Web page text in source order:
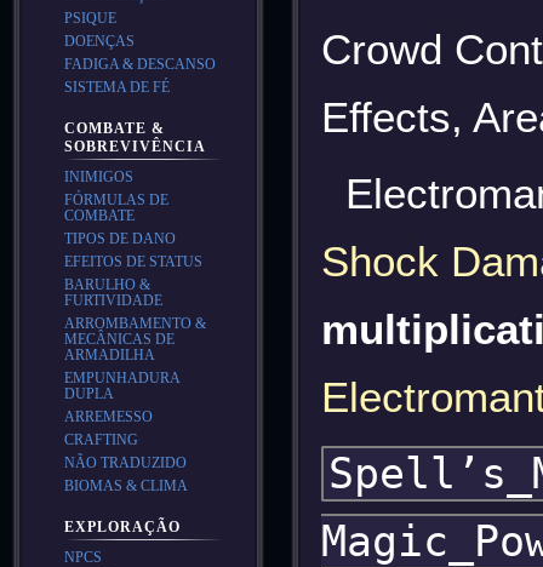
Crowd
Effects,
Shock
PSIQUE
DOENÇAS
FADIGA & DESCANSO
SISTEMA DE FÉ
COMBATE &
SOBREVIVÊNCIA
INIMIGOS
FÓRMULAS DE
COMBATE
TIPOS DE DANO
EFEITOS DE STATUS
BARULHO &
FURTIVIDADE
ARROMBAMENTO &
MECÂNICAS DE
ARMADILHA
EMPUNHADURA
DUPLA
ARREMESSO
CRAFTING
NÃO TRADUZIDO
BIOMAS & CLIMA
EXPLORAÇÃO
NPCS